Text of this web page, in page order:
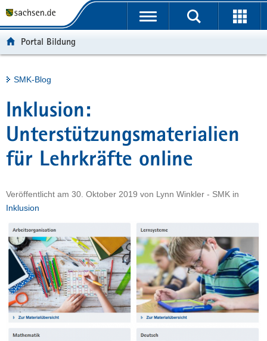
t
e
g
r
f
e
n
d
e
a
v
i
g
a
u
h
a
l
t
e
v
e
Portalübergreifende
Portal Bildung
Hauptinhalt
SMK-Blog
Inklusion:
Unterstützungsmaterialien
für Lehrkräfte online
Veröffentlicht am 30. Oktober 2019 von Lynn Winkler - SMK in
Inklusion